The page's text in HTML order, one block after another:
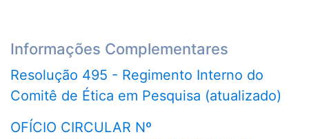
Informações Complementares
Resolução 495 - Regimento Interno do
Comitê de Ética em Pesquisa (atualizado)
OFÍCIO CIRCULAR Nº